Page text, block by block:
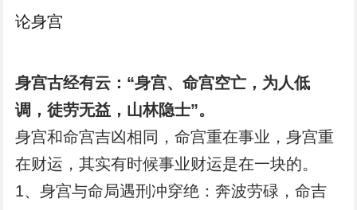
论身宫
身宫古经有云：“身宫、命宫空亡，为人低
调，徒劳无益，山林隐士”。
身宫和命宫吉凶相同，命宫重在事业，身宫重
在财运，其实有时候事业财运是在一块的。
1、身宫与命局遇刑冲穿绝：奔波劳碌，命吉